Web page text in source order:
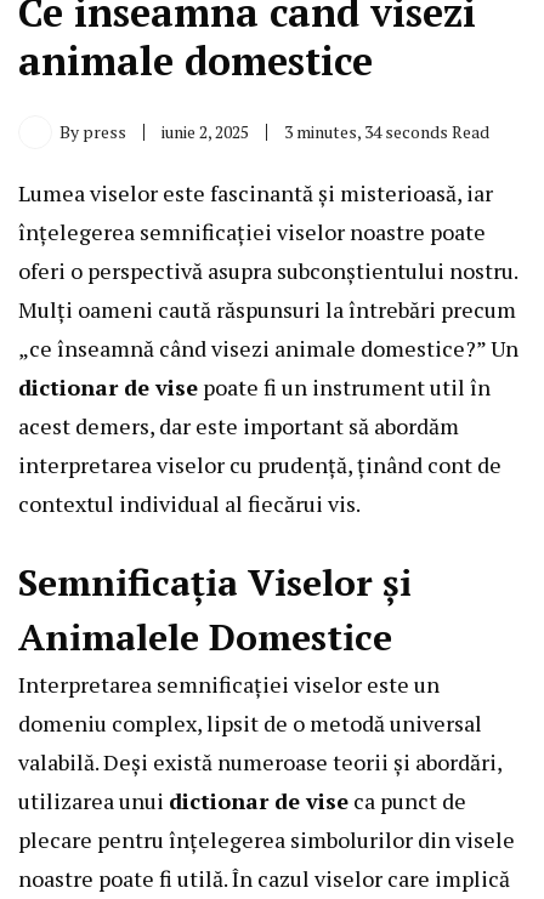
Ce inseamna cand visezi
animale domestice
By press iunie 2, 2025 3 minutes, 34 seconds Read
Lumea viselor este fascinantă și misterioasă, iar
înțelegerea semnificației viselor noastre poate
oferi o perspectivă asupra subconștientului nostru.
Mulți oameni caută răspunsuri la întrebări precum
„ce înseamnă când visezi animale domestice?” Un
dictionar de vise poate fi un instrument util în
acest demers, dar este important să abordăm
interpretarea viselor cu prudență, ținând cont de
contextul individual al fiecărui vis.
Semnificația Viselor și
Animalele Domestice
Interpretarea semnificației viselor este un
domeniu complex, lipsit de o metodă universal
valabilă. Deși există numeroase teorii și abordări,
utilizarea unui dictionar de vise ca punct de
plecare pentru înțelegerea simbolurilor din visele
noastre poate fi utilă. În cazul viselor care implică